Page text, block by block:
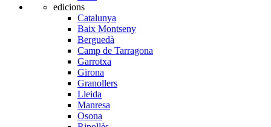
edicions
Catalunya
Baix Montseny
Berguedà
Camp de Tarragona
Garrotxa
Girona
Granollers
Lleida
Manresa
Osona